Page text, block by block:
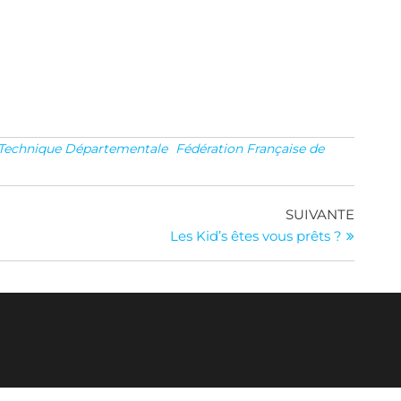
Départementale Fédération Française de
SUIVANTE
Les Kid’s êtes vous prêts ?